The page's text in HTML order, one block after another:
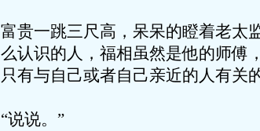
富贵一跳三尺高，呆呆的瞪着老太
么认识的人，福相虽然是他的师傅
只有与自己或者自己亲近的人有关
“说说。”